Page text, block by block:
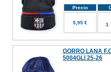
Precio
5,95 €
GORRO LANA
5004GLI 25-26